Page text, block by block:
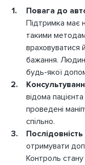
Повага до
Підтримка має
такими
враховуватися
бажання.
будь-якої
відома
проведені
спільно.
Послідовність
отримувати
Контроль